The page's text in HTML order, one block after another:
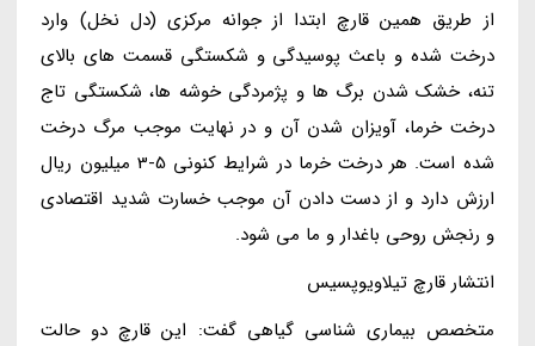
از طریق همین قارچ ابتدا از جوانه مرکزی (دل نخل) وارد
درخت شده و باعث پوسیدگی و شکستگی قسمت های بالای
تنه، خشک شدن برگ ها و پژمردگی خوشه ها، شکستگی تاج
درخت خرما، آویزان شدن آن و در نهایت موجب مرگ درخت
شده است. هر درخت خرما در شرایط کنونی 5-3 میلیون ریال
ارزش دارد و از دست دادن آن موجب خسارت شدید اقتصادی
و رنجش روحی باغدار و ما می شود.
انتشار قارچ تیلاویوپسیس
متخصص بیماری شناسی گیاهی گفت: این قارچ دو حالت